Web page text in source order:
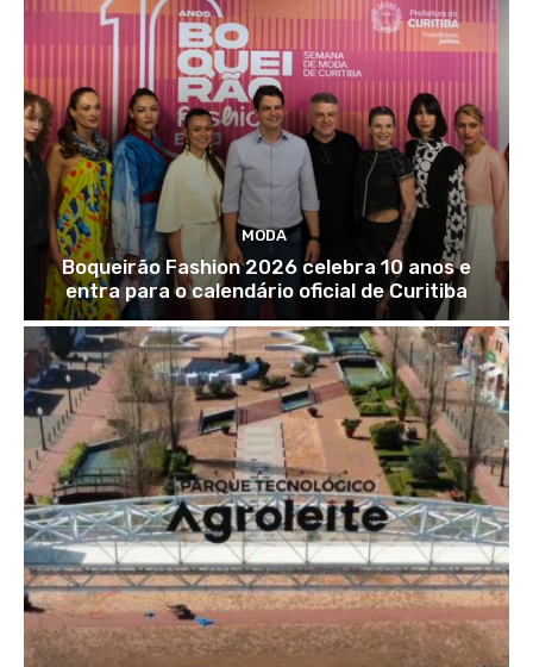
MODA
Boqueirão Fashion 2026 celebra 10 anos e
entra para o calendário oficial de Curitiba